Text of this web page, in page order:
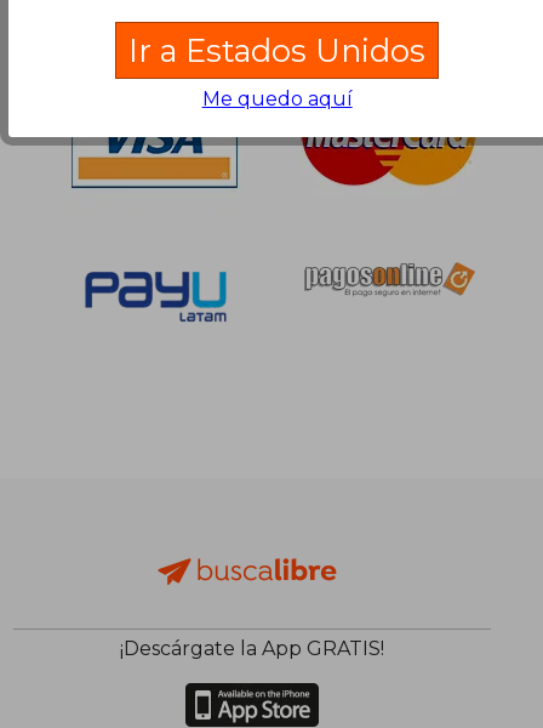
¡Descárgate la App GRATIS!
Ir a Estados Unidos
Me quedo aquí